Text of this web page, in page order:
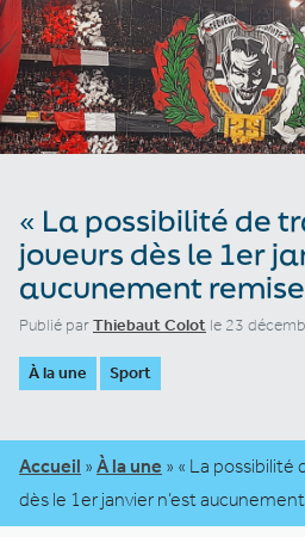
« La possibilité de
joueurs dès le 1er
aucunement
Publié parThiebaut Colot le 23
À la une Sport
Accueil » À la une » « La possibilité
dès le 1er janvier n’est